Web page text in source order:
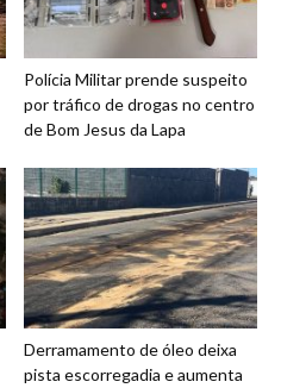
Polícia Militar prende suspeito
por tráfico de drogas no centro
de Bom Jesus da Lapa
Derramamento de óleo deixa
pista escorregadia e aumenta